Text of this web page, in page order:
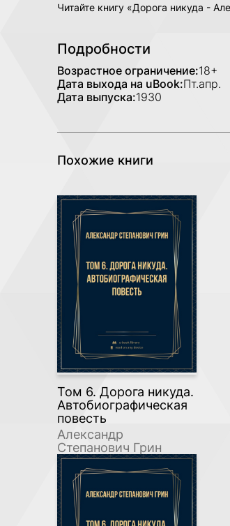
Читайте книгу «Дорога никуда -
Подробности
Возрастное ограничение:18+
Дата выхода на uBook:Пт.апр.
Дата выпуска:1930
Похожие книги
Том 6. Дорога никуда.
Автобиографическая
повесть
Александр
Степанович Грин